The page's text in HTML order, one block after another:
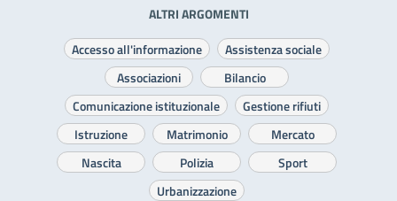
ALTRI ARGOMENTI
Accesso all'informazione
Assistenza sociale
Associazioni
Bilancio
Comunicazione istituzionale
Gestione rifiuti
Istruzione
Matrimonio
Mercato
Nascita
Polizia
Sport
Urbanizzazione